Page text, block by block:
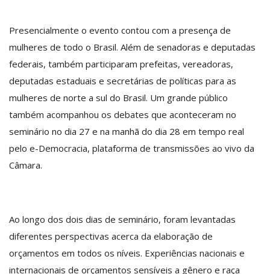
Presencialmente o evento contou com a presença de
mulheres de todo o Brasil. Além de senadoras e deputadas
federais, também participaram prefeitas, vereadoras,
deputadas estaduais e secretárias de políticas para as
mulheres de norte a sul do Brasil. Um grande público
também acompanhou os debates que aconteceram no
seminário no dia 27 e na manhã do dia 28 em tempo real
pelo e-Democracia, plataforma de transmissões ao vivo da
Câmara.
Ao longo dos dois dias de seminário, foram levantadas
diferentes perspectivas acerca da elaboração de
orçamentos em todos os níveis. Experiências nacionais e
internacionais de orçamentos sensíveis a gênero e raça